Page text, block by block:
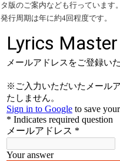
タ版のご案内なども行っています。
発行周期は年に約4回程度です。